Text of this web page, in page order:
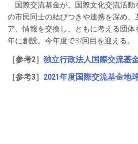
国際交流基金が、国際文化交流活動
の市民同士の結びつきや連携を深め、
ア、情報を交換し、ともに考える団体
年に創設。今年度で37回目を迎える。
［参考2］ 独立行政法人国際交流基
［参考3］ 2021年度国際交流基金地